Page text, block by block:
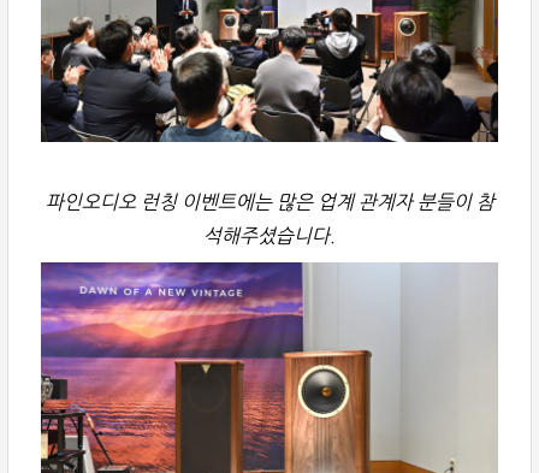
파인오디오 런칭 이벤트에는 많은 업계 관계자 분들이 참
석해주셨습니다.